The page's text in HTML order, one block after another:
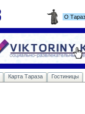
О
Карта Тараза Гостиницы